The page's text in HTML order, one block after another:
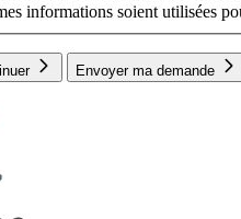
informations soient utilisées
Envoyer ma demande